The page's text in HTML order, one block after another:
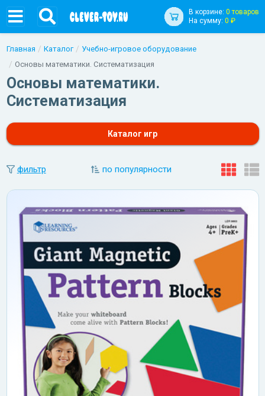
В корзине: 0 товаров
На сумму: 0 ₽
Главная Каталог
Учебно-игровое оборудование
Основы математики. Систематизация
Основы математики.
Систематизация
Каталог игр
фильтр по популярности